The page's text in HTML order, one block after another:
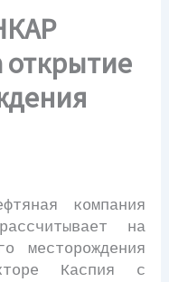
открытие
компания
на
месторождения
Каспия с